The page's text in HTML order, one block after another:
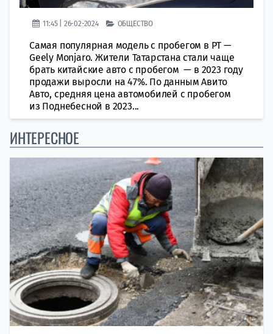
11:45 | 26-02-2024 ОБЩЕСТВО
Самая популярная модель с пробегом в РТ —
Geely Monjaro. Жители Татарстана стали чаще
брать китайские авто с пробегом — в 2023 году
продажи выросли на 47%. По данным Авито
Авто, средняя цена автомобилей с пробегом
из Поднебесной в 2023...
ИНТЕРЕСНОЕ